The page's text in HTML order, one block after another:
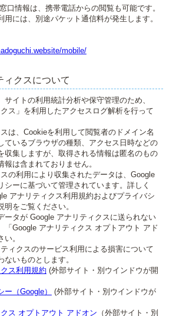
口情報は、携帯電話からの閲覧も可能です。
には、別途パケット通信料が発生します。
mobile/
ィクスについて
サイトの利用統計分析や保守管理のため、
クス」を利用したアクセスログ解析を行って
は、Cookieを利用して閲覧者のドメイン名
ているブラウザの種類、アクセス日時などの
収集しますが、取得される情報は匿名のもの
は含まれておりません。
の利用により収集されたデータは、Google
シーに基づいて管理されています。詳しく
アナリティクス利用規約およびプライバシ
をご覧ください。
ータが Google アナリティクスに送られない
「Google アナリティクス オプトアウト アド
。
ィクスのサービス利用による損害について
いものとします。
ス利用規約 (外部サイト・別ウインドウが開
（Google）
(外部サイト・別ウインドウが
ス オプトアウト アドオン （外部サイト・別